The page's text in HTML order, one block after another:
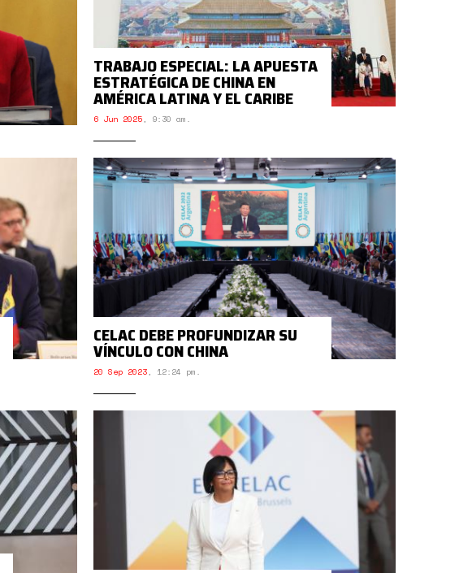
TRABAJO ESPECIAL: LA APUESTA
ESTRATÉGICA DE CHINA EN
AMÉRICA LATINA Y EL CARIBE
6 Jun 2025, 9:30 am.
CELAC DEBE PROFUNDIZAR SU
VÍNCULO CON CHINA
20 Sep 2023, 12:24 pm.